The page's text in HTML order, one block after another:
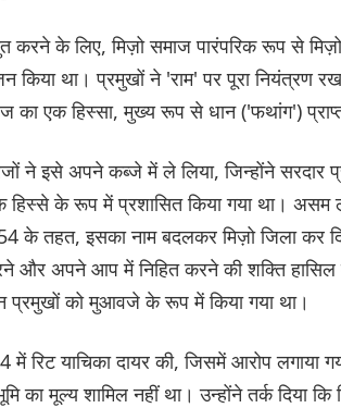
करने के लिए, मिज़ो समाज पारंपरिक रूप से मिज़ो
किया था। प्रमुखों ने 'राम' पर पूरा नियंत्रण
का एक हिस्सा, मुख्य रूप से धान ('फथांग')
ने इसे अपने कब्जे में ले लिया, जिन्होंने सरदार
के रूप में प्रशासित किया गया था। असम
के तहत, इसका नाम बदलकर मिज़ो जिला कर
और अपने आप में निहित करने की शक्ति
प्रमुखों को मुआवजे के रूप में किया गया था।
में रिट याचिका दायर की, जिसमें आरोप लगाया
का मूल्य शामिल नहीं था। उन्होंने तर्क दिया